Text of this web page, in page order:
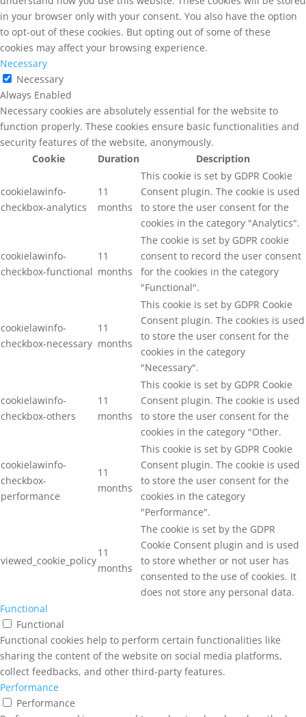
in your browser only with your consent. You also have the option
to opt-out of these cookies. But opting out of some of these
cookies may affect your browsing experience.
Necessary
Necessary
Always Enabled
Necessary cookies are absolutely essential for the website to
function properly. These cookies ensure basic functionalities and
security features of the website, anonymously.
Cookie
Duration Description
cookielawinfo-
checkbox-analytics
11
months
This cookie is set by GDPR Cookie
Consent plugin. The cookie is used
to store the user consent for the
cookies in the category "Analytics".
cookielawinfo-
checkbox-functional
11
months
The cookie is set by GDPR cookie
consent to record the user consent
for the cookies in the category
"Functional".
cookielawinfo-
checkbox-necessary
11
months
This cookie is set by GDPR Cookie
Consent plugin. The cookies is used
to store the user consent for the
cookies in the category
"Necessary".
cookielawinfo-
checkbox-others
11
months
This cookie is set by GDPR Cookie
Consent plugin. The cookie is used
to store the user consent for the
cookies in the category "Other.
cookielawinfo-
checkbox-
performance
11
months
This cookie is set by GDPR Cookie
Consent plugin. The cookie is used
to store the user consent for the
cookies in the category
"Performance".
viewed_cookie_policy
11
months
The cookie is set by the GDPR
Cookie Consent plugin and is used
to store whether or not user has
consented to the use of cookies. It
does not store any personal data.
Functional
Functional
Functional cookies help to perform certain functionalities like
sharing the content of the website on social media platforms,
collect feedbacks, and other third-party features.
Performance
Performance